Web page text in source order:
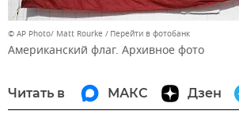
© AP Photo/ Matt Rourke Перейти в фотобанк
Американский флаг. Архивное фото
Читать в МАКС Дзен